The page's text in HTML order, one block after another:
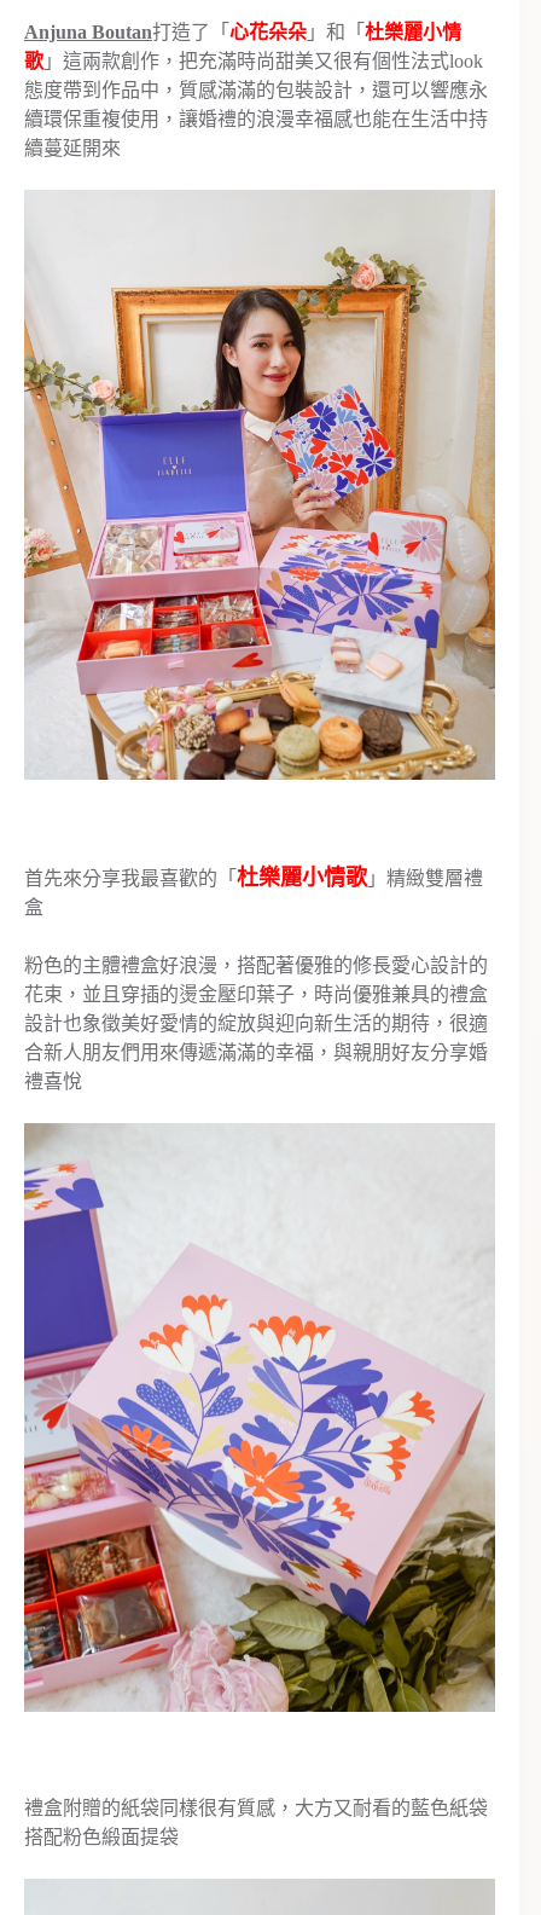
Anjuna Boutan打造了「 心花朵朵 」和「 杜樂麗小情
歌 」這兩款創作，把充滿時尚甜美又很有個性法式look
態度帶到作品中，質感滿滿的包裝設計，還可以響應永
續環保重複使用，讓婚禮的浪漫幸福感也能在生活中持
續蔓延開來
首先來分享我最喜歡的「 杜樂麗小情歌 」精緻雙層禮
盒
粉色的主體禮盒好浪漫，搭配著優雅的修長愛心設計的
花束，並且穿插的燙金壓印葉子，時尚優雅兼具的禮盒
設計也象徵美好愛情的綻放與迎向新生活的期待，很適
合新人朋友們用來傳遞滿滿的幸福，與親朋好友分享婚
禮喜悅
禮盒附贈的紙袋同樣很有質感，大方又耐看的藍色紙袋
搭配粉色緞面提袋